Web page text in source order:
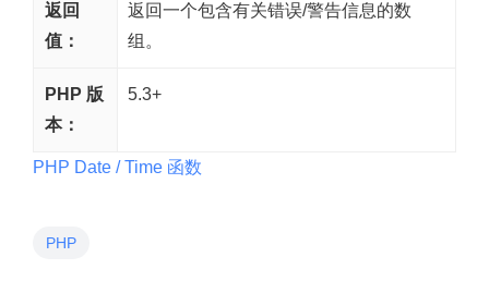
返回
值：
返回一个包含有关错误/警告信息的数
组。
PHP 版
本：
5.3+
PHP Date / Time 函数
PHP